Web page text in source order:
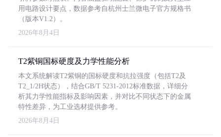
用电路设计要点，数据参考自杭州士兰微电子官方规格书
（版本V1.2）。
2026年8月4日
T2紫铜国标硬度及力学性能分析
本文系统解读T2紫铜的国标硬度和抗拉强度（包括T2及
T2_1/2H状态），结合GB/T 5231-2012标准数据，详细分
析其力学性能指标及影响因素，并对比不同状态下的金属
特性差异，为工业选材提供参考。
2026年8月4日